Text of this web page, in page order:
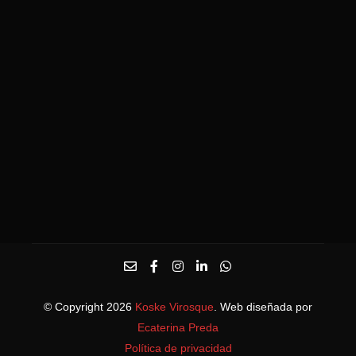
© Copyright 2026 Koske Virosque . Web diseñada por
Ecaterina Preda
Política de privacidad